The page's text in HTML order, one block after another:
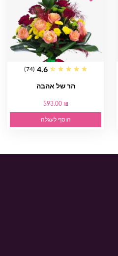
4.6
(74)
הר של אהבה
593.00 ₪
הוסף לעגלה